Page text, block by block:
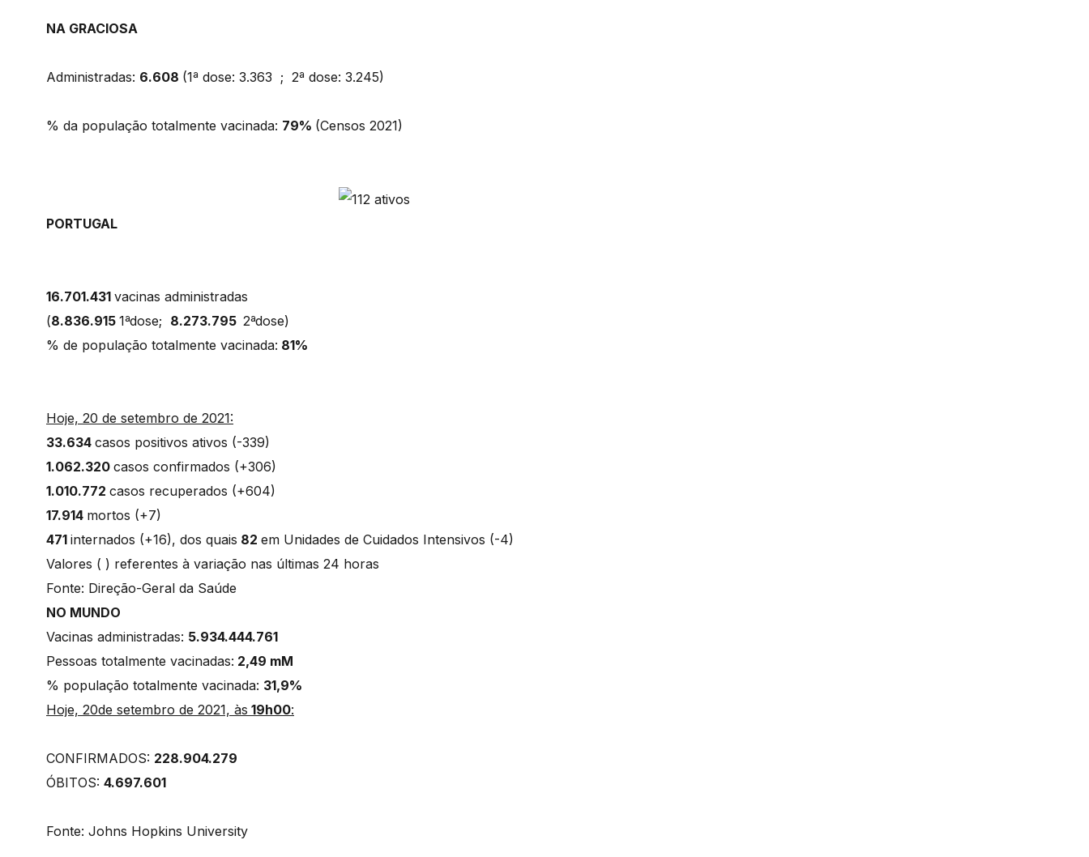
NA GRACIOSA
Administradas: 6.608 (1ª dose: 3.363 ; 2ª dose: 3.245)
% da população totalmente vacinada: 79% (Censos 2021)
PORTUGAL
16.701.431 vacinas administradas
(8.836.915 1ªdose; 8.273.795 2ªdose)
% de população totalmente vacinada: 81%
Hoje, 20 de setembro de 2021:
33.634 casos positivos ativos (-339)
1.062.320 casos confirmados (+306)
1.010.772 casos recuperados (+604)
17.914 mortos (+7)
471 internados (+16), dos quais 82 em Unidades de Cuidados Intensivos (-4)
Valores ( ) referentes à variação nas últimas 24 horas
Fonte: Direção-Geral da Saúde
NO MUNDO
Vacinas administradas: 5.934.444.761
Pessoas totalmente vacinadas: 2,49 mM
% população totalmente vacinada: 31,9%
Hoje, 20de setembro de 2021, às 19h00:
CONFIRMADOS: 228.904.279
ÓBITOS: 4.697.601
Fonte: Johns Hopkins University